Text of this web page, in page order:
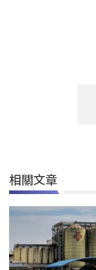
相關文章